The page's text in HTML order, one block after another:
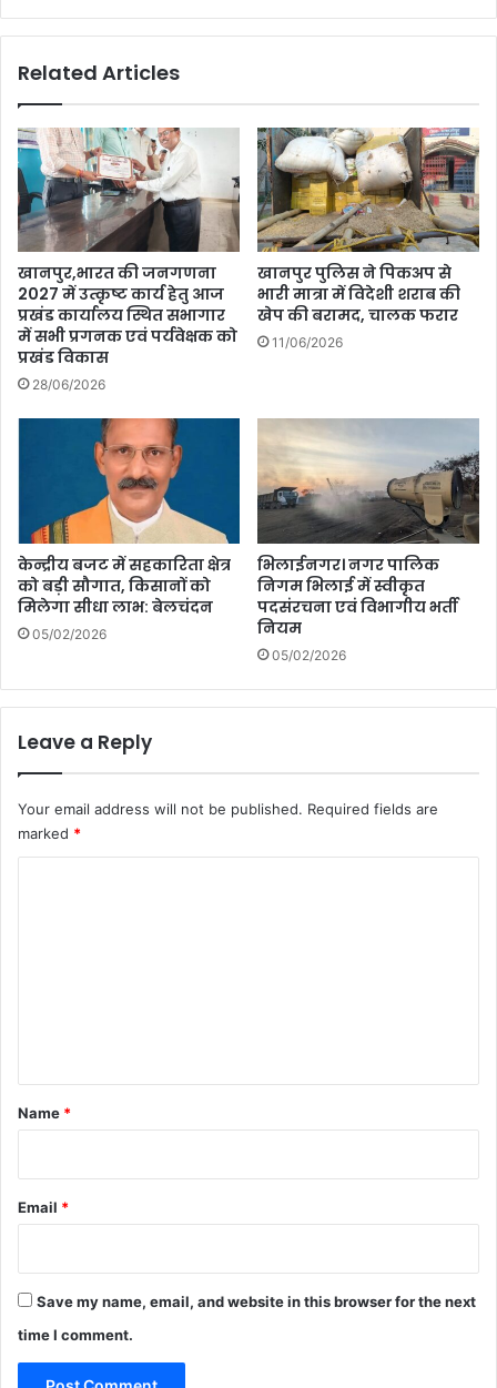
Related Articles
खानपुर,भारत की जनगणना
2027 में उत्कृष्ट कार्य हेतु आज
प्रखंड कार्यालय स्थित सभागार
में सभी प्रगनक एवं पर्यवेक्षक को
प्रखंड विकास
28/06/2026
खानपुर पुलिस ने पिकअप से
भारी मात्रा में विदेशी शराब की
खेप की बरामद, चालक फरार
11/06/2026
केन्द्रीय बजट में सहकारिता क्षेत्र
को बड़ी सौगात, किसानों को
मिलेगा सीधा लाभ: बेलचंदन
05/02/2026
भिलाईनगर। नगर पालिक
निगम भिलाई में स्वीकृत
पदसंरचना एवं विभागीय भर्ती
नियम
05/02/2026
Leave a Reply
Your email address will not be published. Required fields are
marked *
*
Name *
Email *
Save my name, email, and website in this browser for the next
time I comment.